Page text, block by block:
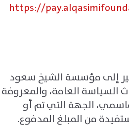
https://
إلى مؤسسة الشيخ سعود
السياسة العامة، والمعروفة
الجهة التي تم أو
من المبلغ المدفوع.